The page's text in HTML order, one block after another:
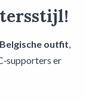
Belgische outfit
er